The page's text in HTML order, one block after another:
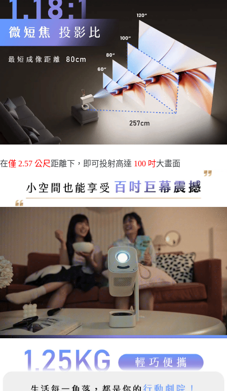
在僅 2.57 公尺距離下，即可投射高達 100 吋大畫面